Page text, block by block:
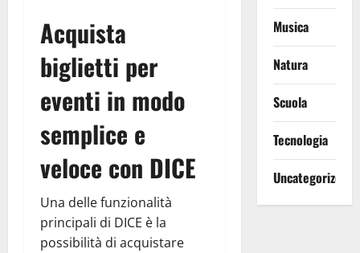
Acquista
biglietti per
eventi in modo
semplice e
veloce con DICE
Una delle funzionalità
principali di DICE è la
possibilità di acquistare
Musica
Natura
Scuola
Tecnologia
Uncategorized